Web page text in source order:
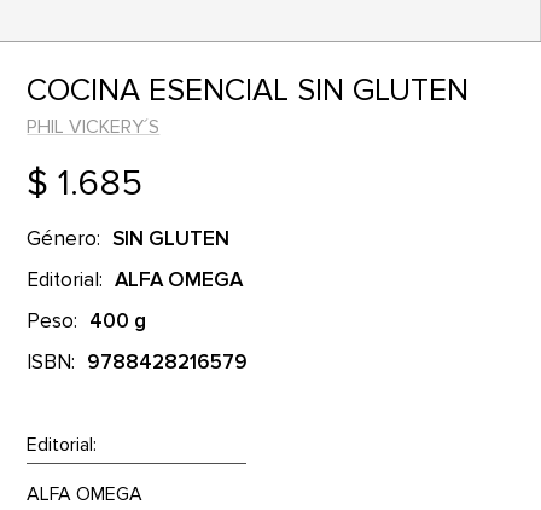
COCINA ESENCIAL SIN GLUTEN
PHIL VICKERY´S
$ 1.685
Género: SIN GLUTEN
Editorial: ALFA OMEGA
Peso: 400 g
ISBN: 9788428216579
Editorial: